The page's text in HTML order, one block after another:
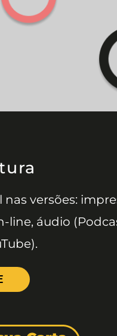
nas versões:
line, áudio